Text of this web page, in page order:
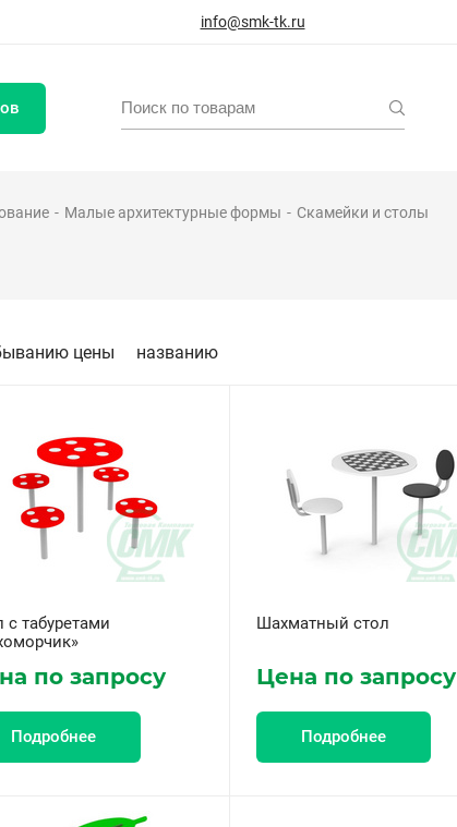
info@smk-tk.ru
Малые архитектурные формы Скамейки и столы
цены названию
с табуретами
по запросу
Подробнее
Шахматный стол
Цена по запросу
Подробнее